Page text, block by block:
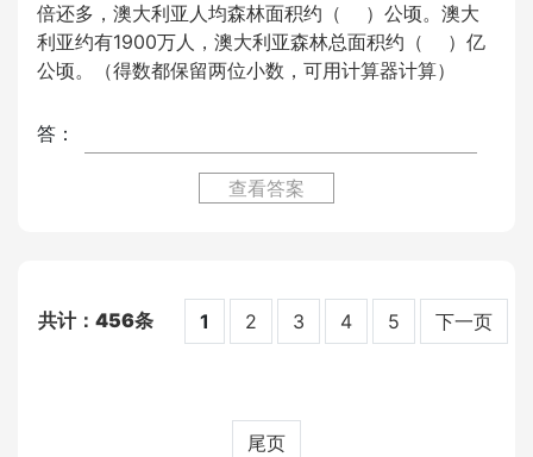
倍还多，澳大利亚人均森林面积约（ ）公顷。澳大
利亚约有1900万人，澳大利亚森林总面积约（ ）亿
公顷。（得数都保留两位小数，可用计算器计算）
答：
查看答案
456 1 2 3 4 5 下一页
尾页